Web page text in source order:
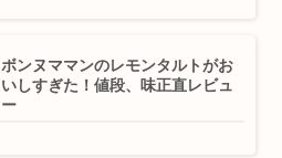
ボンヌママンのレモンタルトがお
いしすぎた！値段、味正直レビュ
ー